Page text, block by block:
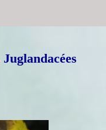
Juglandacées